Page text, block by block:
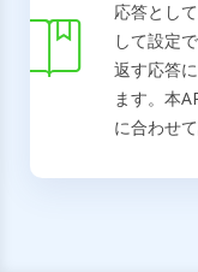
応答とし
して設定
返す応答
ます。本
に合わせ